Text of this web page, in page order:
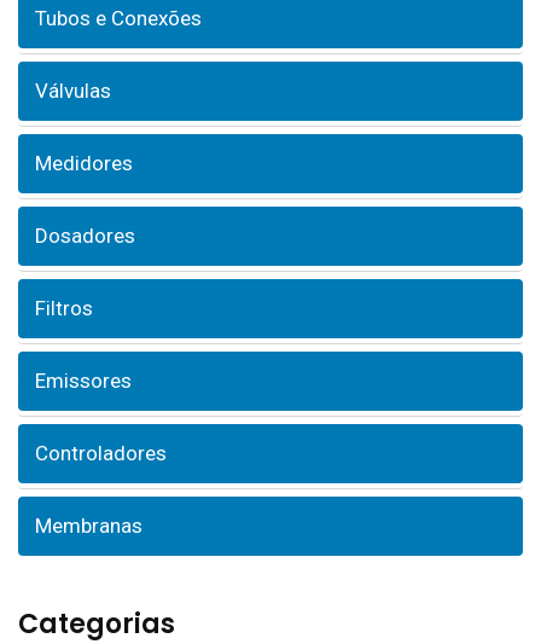
Tubos e Conexões
Válvulas
Medidores
Dosadores
Filtros
Emissores
Controladores
Membranas
Categorias